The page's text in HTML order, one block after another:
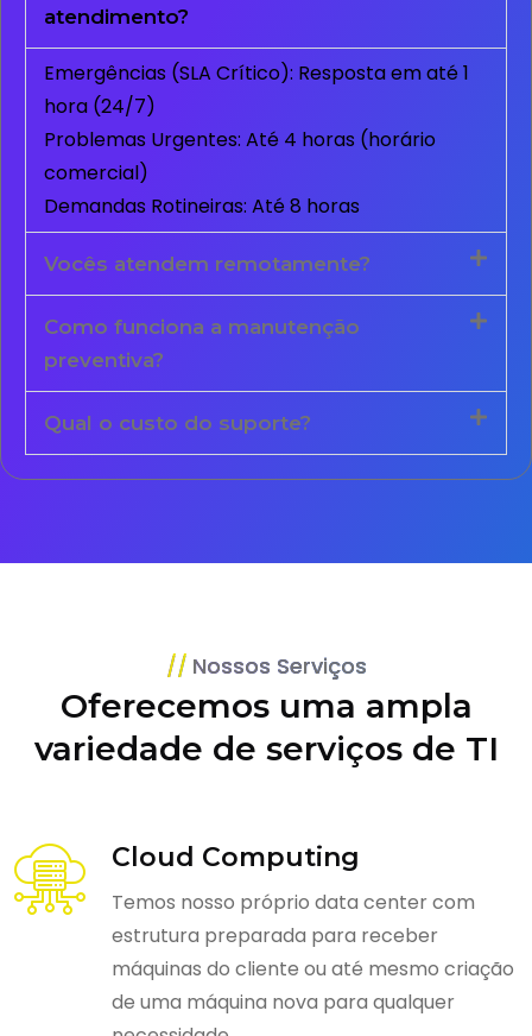
atendimento?
Emergências (SLA Crítico): Resposta em até 1
hora (24/7)
Problemas Urgentes: Até 4 horas (horário
comercial)
Demandas Rotineiras: Até 8 horas
Vocês atendem remotamente?
Como funciona a manutenção
preventiva?
Qual o custo do suporte?
Nossos Serviços
Oferecemos uma ampla
variedade de serviços de TI
Cloud Computing
Temos nosso próprio data center com
estrutura preparada para receber
máquinas do cliente ou até mesmo criação
de uma máquina nova para qualquer